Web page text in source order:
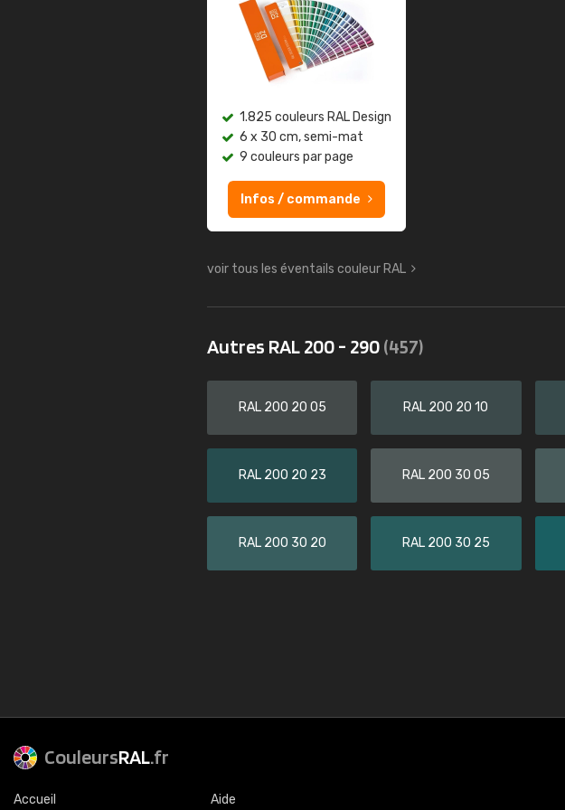
1.825 couleurs RAL Design
6 x 30 cm, semi-mat
9 couleurs par page
Infos / commande
voir tous les éventails couleur RAL
Autres RAL 200 - 290(457)
RAL 200 20 05 RAL 200 20 10
RAL 200 20 23 RAL 200 30 05
RAL 200 30 20 RAL 200 30 25
CouleursRAL.fr
Accueil Aide